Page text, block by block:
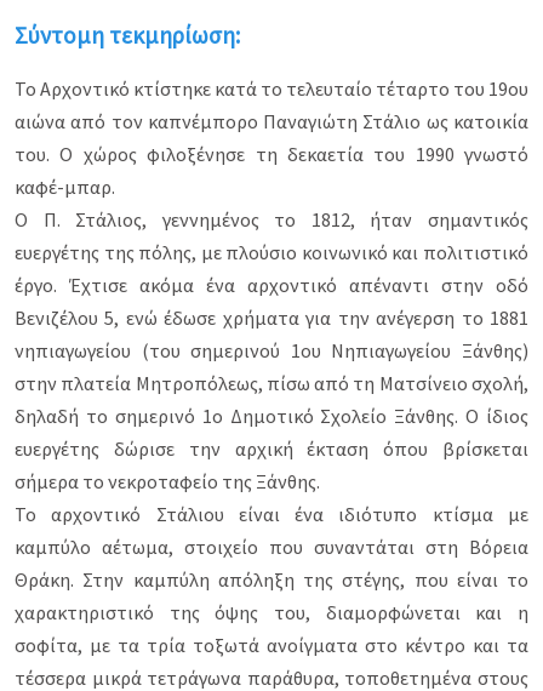
Σύντομη τεκμηρίωση:
Το Αρχοντικό κτίστηκε κατά το τελευταίο τέταρτο του 19ου
αιώνα από τον καπνέμπορο Παναγιώτη Στάλιο ως κατοικία
του. Ο χώρος φιλοξένησε τη δεκαετία του 1990 γνωστό
καφέ-μπαρ.
Ο Π. Στάλιος, γεννημένος το 1812, ήταν σημαντικός
ευεργέτης της πόλης, με πλούσιο κοινωνικό και πολιτιστικό
έργο. Έχτισε ακόμα ένα αρχοντικό απέναντι στην οδό
Βενιζέλου 5, ενώ έδωσε χρήματα για την ανέγερση το 1881
νηπιαγωγείου (του σημερινού 1ου Νηπιαγωγείου Ξάνθης)
στην πλατεία Μητροπόλεως, πίσω από τη Ματσίνειο σχολή,
δηλαδή το σημερινό 1ο Δημοτικό Σχολείο Ξάνθης. Ο ίδιος
ευεργέτης δώρισε την αρχική έκταση όπου βρίσκεται
σήμερα το νεκροταφείο της Ξάνθης.
Το αρχοντικό Στάλιου είναι ένα ιδιότυπο κτίσμα με
καμπύλο αέτωμα, στοιχείο που συναντάται στη Βόρεια
Θράκη. Στην καμπύλη απόληξη της στέγης, που είναι το
χαρακτηριστικό της όψης του, διαμορφώνεται και η
σοφίτα, με τα τρία τοξωτά ανοίγματα στο κέντρο και τα
τέσσερα μικρά τετράγωνα παράθυρα, τοποθετημένα στους